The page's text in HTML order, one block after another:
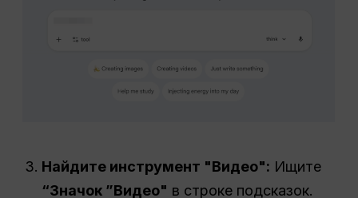
Найдите инструмент "Видео": Ищите
“Значок ”Видео" в строке подсказок.